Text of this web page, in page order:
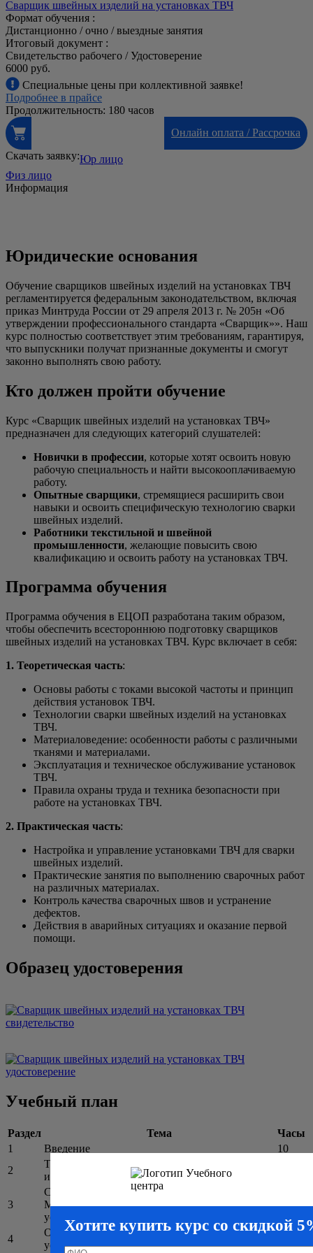
Сварщик швейных изделий на установках ТВЧ
Формат обучения :
Дистанционно / очно / выездные занятия
Итоговый документ :
Свидетельство рабочего / Удостоверение
6000 руб.
Специальные цены при коллективной заявке!
Подробнее в прайсе
Продолжительность: 180 часов
Онлайн оплата / Рассрочка
Скачать заявку:Юр лицо
Физ лицо
Информация
Юридические основания
Обучение сварщиков швейных изделий на установках ТВЧ
регламентируется федеральным законодательством, включая
приказ Минтруда России от 29 апреля 2013 г. № 205н «Об
утверждении профессионального стандарта «Сварщик»». Наш
курс полностью соответствует этим требованиям, гарантируя,
что выпускники получат признанные документы и смогут
законно выполнять свою работу.
Кто должен пройти обучение
Курс «Сварщик швейных изделий на установках ТВЧ»
предназначен для следующих категорий слушателей:
Новички в профессии, которые хотят освоить новую
рабочую специальность и найти высокооплачиваемую
работу.
Опытные сварщики, стремящиеся расширить свои
навыки и освоить специфическую технологию сварки
швейных изделий.
Работники текстильной и швейной
промышленности, желающие повысить свою
квалификацию и освоить работу на установках ТВЧ.
Программа обучения
Программа обучения в ЕЦОП разработана таким образом,
чтобы обеспечить всестороннюю подготовку сварщиков
швейных изделий на установках ТВЧ. Курс включает в себя:
1. Теоретическая часть:
Основы работы с токами высокой частоты и принцип
действия установок ТВЧ.
Технологии сварки швейных изделий на установках
ТВЧ.
Материаловедение: особенности работы с различными
тканями и материалами.
Эксплуатация и техническое обслуживание установок
ТВЧ.
Правила охраны труда и техника безопасности при
работе на установках ТВЧ.
2. Практическая часть:
Настройка и управление установками ТВЧ для сварки
швейных изделий.
Практические занятия по выполнению сварочных работ
на различных материалах.
Контроль качества сварочных швов и устранение
дефектов.
Действия в аварийных ситуациях и оказание первой
помощи.
Образец удостоверения
Учебный план
Раздел Тема
Часы
1
Введение
10
2
Теоретические основы сварки швейных
изделий на установках ТВЧ
3
Сварочные (наплавочные) материалы.
Материалы для сварки швейных изделий на
установках ТВЧ
30
4
Оборудование для сварки швейных изделий на
установках ТВЧ
Хотите купить курс со скидкой